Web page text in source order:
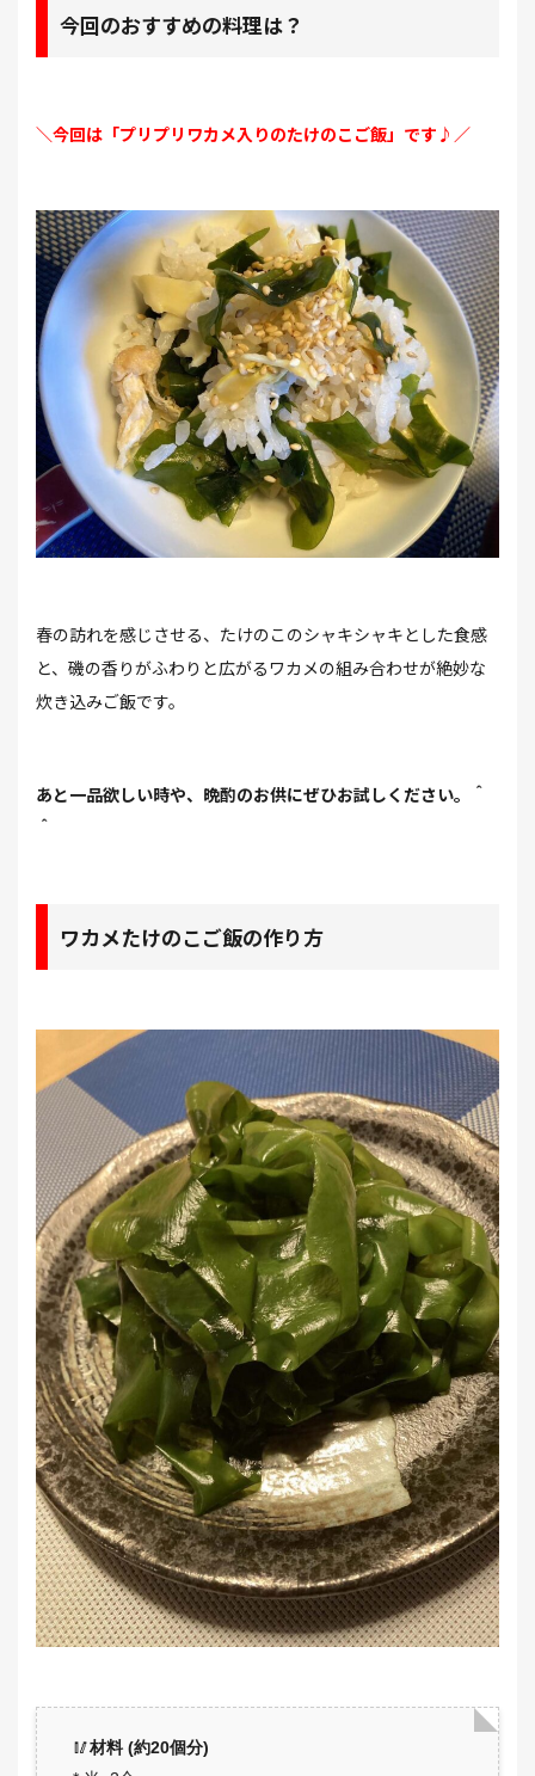
今回のおすすめの料理は？
＼今回は「プリプリワカメ入りのたけのこご飯」です♪／
春の訪れを感じさせる、たけのこのシャキシャキとした食感
と、磯の香りがふわりと広がるワカメの組み合わせが絶妙な
炊き込みご飯です。
あと一品欲しい時や、晩酌のお供にぜひお試しください。＾
＾
ワカメたけのこご飯の作り方
🥢材料 (約20個分)